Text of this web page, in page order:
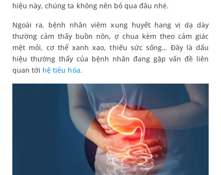
hiệu này, chúng ta không nên bỏ qua đâu nhé.
Ngoài ra, bệnh nhân viêm xung huyết hang vị dạ dày
thường cảm thấy buồn nôn, ợ chua kèm theo cảm giác
mệt mỏi, cơ thể xanh xao, thiếu sức sống… Đây là dấu
hiệu thường thấy của bệnh nhân đang gặp vấn đề liên
quan tới hệ tiêu hóa.